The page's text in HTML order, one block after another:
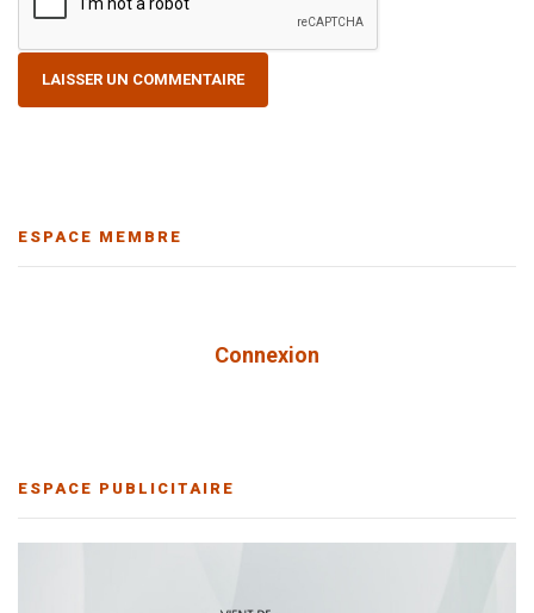
ESPACE MEMBRE
Connexion
ESPACE PUBLICITAIRE